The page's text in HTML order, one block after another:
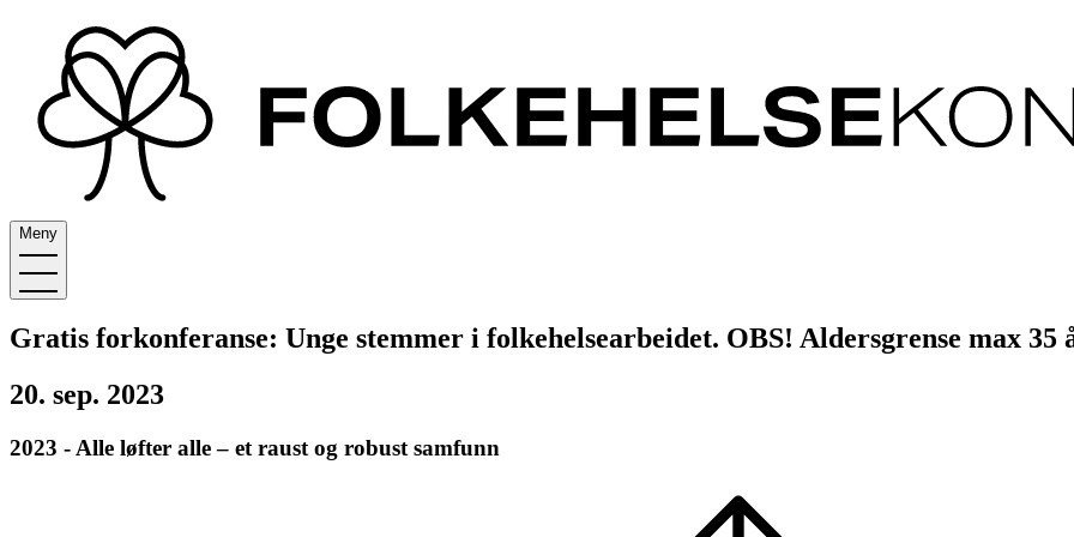
Meny
Gratis forkonferanse: Unge stemmer i folkehelsearbeidet. OBS! Aldersgrense max 35
20. sep. 2023
2023 - Alle løfter alle – et raust og robust samfunn